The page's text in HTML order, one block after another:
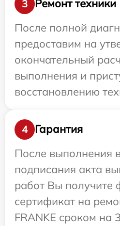
3
Ремонт техники
После полной
предоставим на
окончательный
выполнения и
восстановлению
4
Гарантия
После выполнения
подписания акта
работ Вы получите
сертификат на
FRANKE сроком на